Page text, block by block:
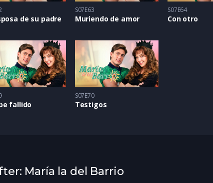
de su padre
S07E63
Muriendo de amor
S07E64
Con otro
fallido
S07E70
Testigos
María la del Barrio